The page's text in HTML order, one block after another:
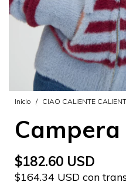
Inicio / CIAO CALIENTE
Campera
$182.60 USD
$164.34 USD con